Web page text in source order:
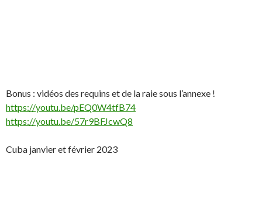
Bonus : vidéos des requins et de la raie sous l’annexe !
https://youtu.be/pEQ0W4tfB74
https://youtu.be/57r9BFJcwQ8
Cuba janvier et février 2023